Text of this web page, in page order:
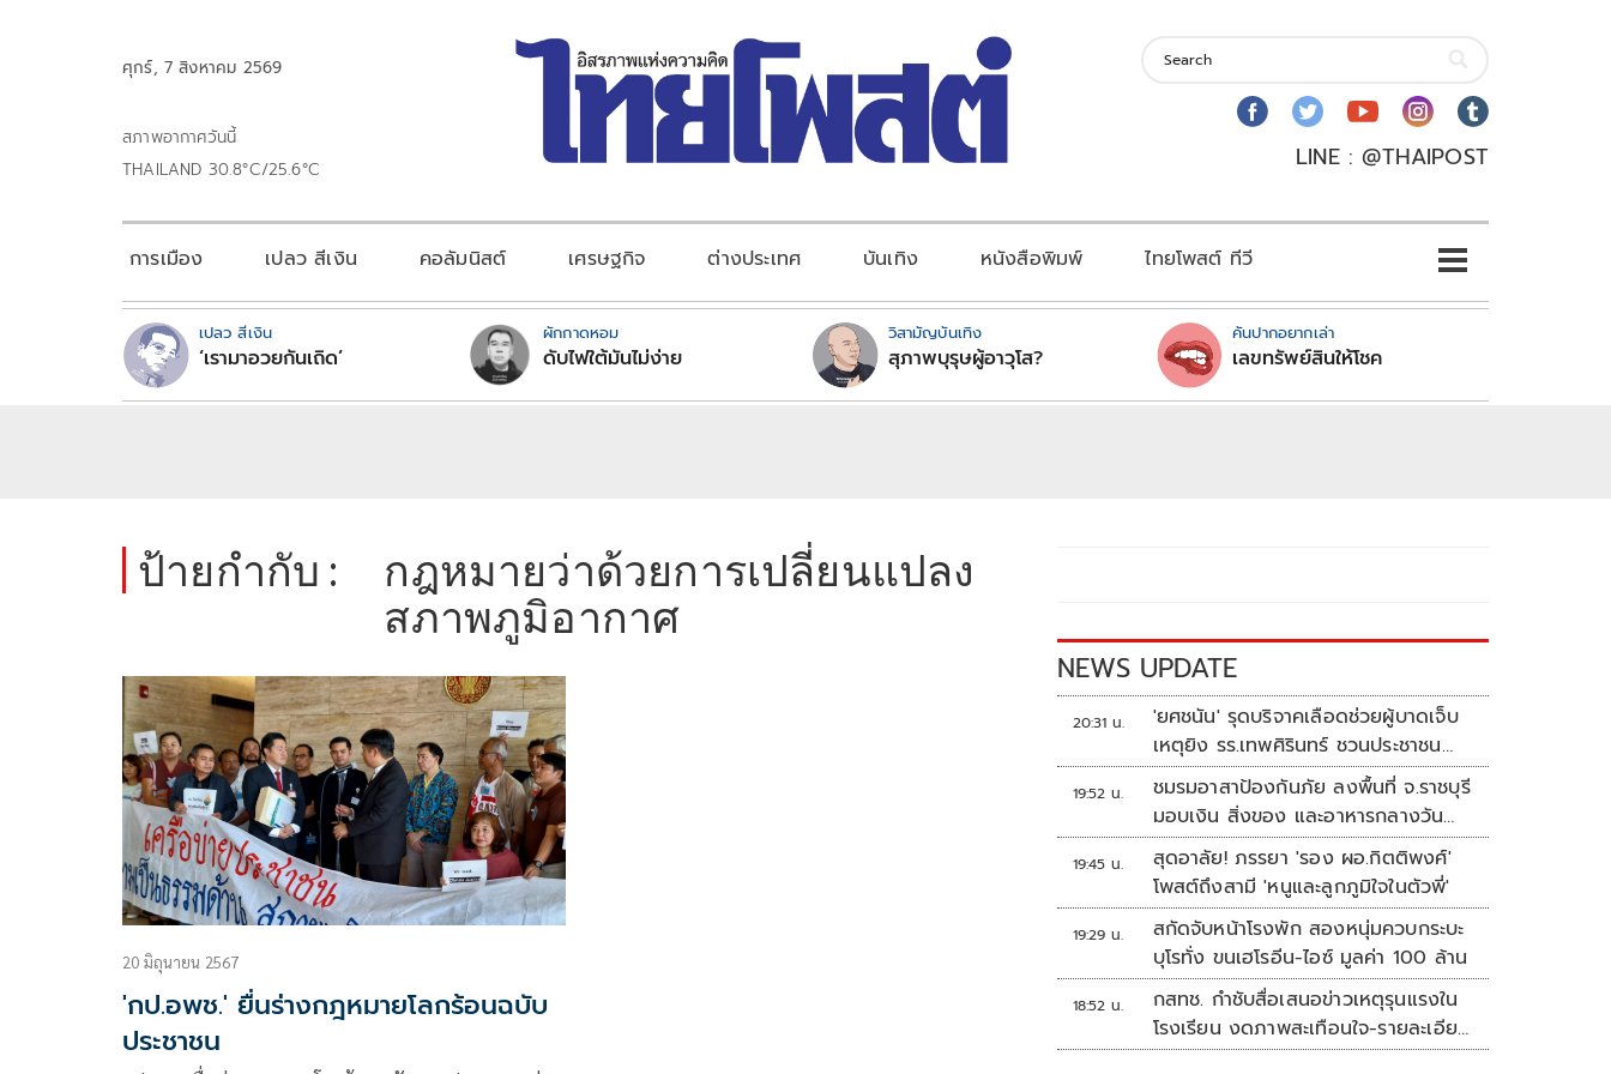
ศุกร์, 7 สิงหาคม 2569
สภาพอากาศวันนี้
THAILAND 30.8°C/25.6°C
LINE : @THAIPOST
การเมือง เปลว สีเงิน คอลัมนิสต์ เศรษฐกิจ ต่างประเทศ บันเทิง หนังสือพิมพ์ ไทยโพสต์ ทีวี
เปลว สีเงิน
‘เรามาอวยกันเถิด’
ผักกาดหอม
ดับไฟใต้มันไม่ง่าย
วิสามัญบันเทิง
สุภาพบุรุษผู้อาวุโส?
คันปากอยากเล่า
เลขทรัพย์สินให้โชค
ป้ายกำกับ :
กฎหมายว่าด้วยการเปลี่ยนแปลง
สภาพภูมิอากาศ
20 มิถุนายน 2567
'กป.อพช.' ยื่นร่างกฎหมายโลกร้อนฉบับ
ประชาชน
NEWS UPDATE
20:31 น.
'ยศชนัน' รุดบริจาคเลือดช่วยผู้บาดเจ็บ
เหตุยิง รร.เทพศิรินทร์ ชวนประชาชน
ร่วมบริจาค
19:52 น.
ชมรมอาสาป้องกันภัย ลงพื้นที่ จ.ราชบุรี
มอบเงิน สิ่งของ และอาหารกลางวัน
แก่โรงเรียนบ้านหนองน้ำใส
19:45 น.
สุดอาลัย! ภรรยา 'รอง ผอ.กิตติพงศ์'
โพสต์ถึงสามี 'หนูและลูกภูมิใจในตัวพี่'
19:29 น.
สกัดจับหน้าโรงพัก สองหนุ่มควบกระบะ
บุโรทั่ง ขนเฮโรอีน-ไอซ์ มูลค่า 100 ล้าน
18:52 น.
กสทช. กำชับสื่อเสนอข่าวเหตุรุนแรงใน
โรงเรียน งดภาพสะเทือนใจ-รายละเอียด
เสี่ยงเลียนแบบ